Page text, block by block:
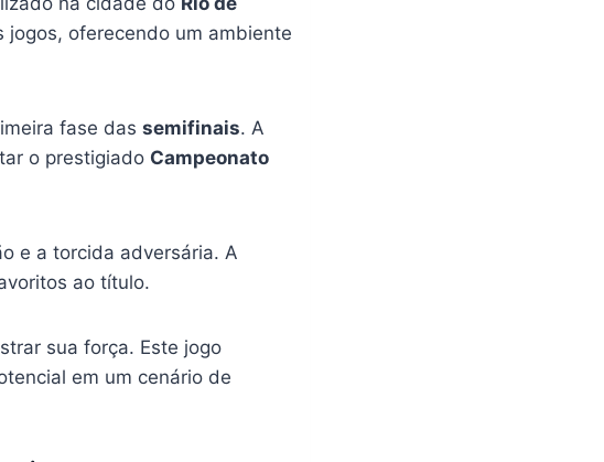
jogos, oferecendo um ambiente
fase das semifinais. A
o prestigiado Campeonato
e a torcida adversária. A
ao título.
sua força. Este jogo
em um cenário de